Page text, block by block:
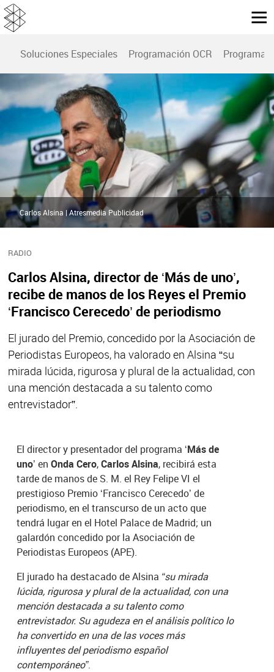
Soluciones Especiales Programación OCR
RADIO
Carlos Alsina, director de ‘Más de uno’,
recibe de manos de los Reyes el Premio
‘Francisco Cerecedo’ de periodismo
El jurado del Premio, concedido por la Asociación de
Periodistas Europeos, ha valorado en Alsina “su
mirada lúcida, rigurosa y plural de la actualidad, con
una mención destacada a su talento como
entrevistador”.
Carlos Alsina | Atresmedia Publicidad
El director y presentador del programa ‘Más de
uno’ enOnda Cero,Carlos Alsina, recibirá esta
tarde de manos de S. M. el Rey Felipe VI el
prestigioso Premio ‘Francisco Cerecedo’ de
periodismo, en el transcurso de un acto que
tendrá lugar en el Hotel Palace de Madrid; un
galardón concedido por la Asociación de
Periodistas Europeos (APE).
El jurado ha destacado de Alsina “su mirada
lúcida, rigurosa y plural de la actualidad, con una
mención destacada a su talento como
entrevistador. Su agudeza en el análisis político lo
ha convertido en una de las voces más
influyentes del periodismo español
contemporáneo”.